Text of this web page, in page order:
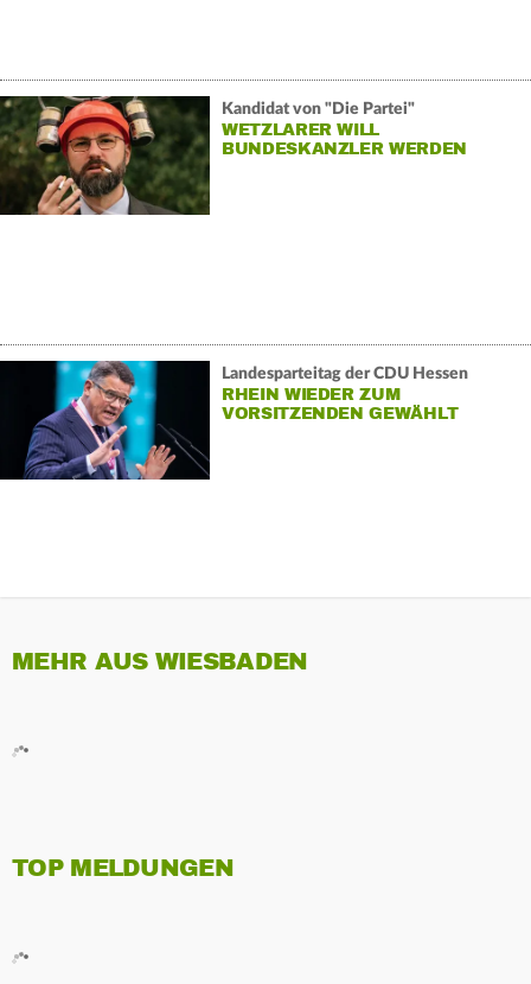
Kandidat von "Die Partei"
WETZLARER WILL
BUNDESKANZLER WERDEN
Landesparteitag der CDU Hessen
RHEIN WIEDER ZUM
VORSITZENDEN GEWÄHLT
MEHR AUS WIESBADEN
TOP MELDUNGEN